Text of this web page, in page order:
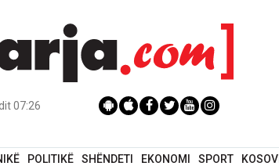
07:26
POLITIKË SHËNDETI EKONOMI SPORT